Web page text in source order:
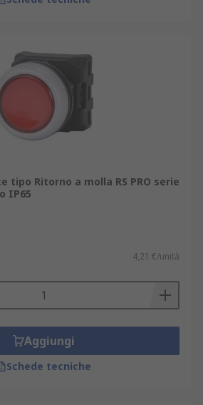
Ritorno a molla RS PRO serie
IP65
4,21 €/unità
Aggiungi
Schede tecniche